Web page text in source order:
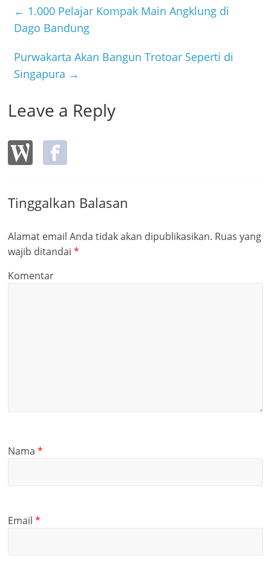
b
o
o
k
← 1.000 Pelajar Kompak Main Angklung di
Dago Bandung
Purwakarta Akan Bangun Trotoar Seperti di
Singapura →
Leave a Reply
Tinggalkan Balasan
Alamat email Anda tidak akan dipublikasikan. Ruas yang
wajib ditandai*
Komentar
Nama*
Email*